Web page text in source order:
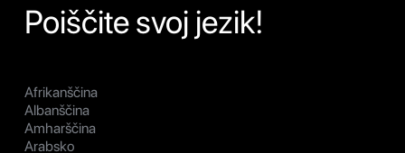
Poiščite svoj jezik!
Afrikanščina
Albanščina
Amharščina
Arabsko